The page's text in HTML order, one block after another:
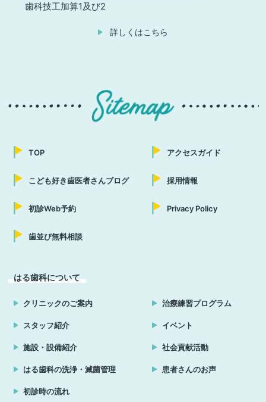
歯科技工加算1及び2
詳しくはこちら
TOP
こども好き歯医者さんブログ
初診Web予約
歯並び無料相談
アクセスガイド
採用情報
Privacy Policy
はる歯科について
クリニックのご案内
スタッフ紹介
施設・設備紹介
はる歯科の洗浄・滅菌管理
初診時の流れ
治療練習プログラム
イベント
社会貢献活動
患者さんのお声